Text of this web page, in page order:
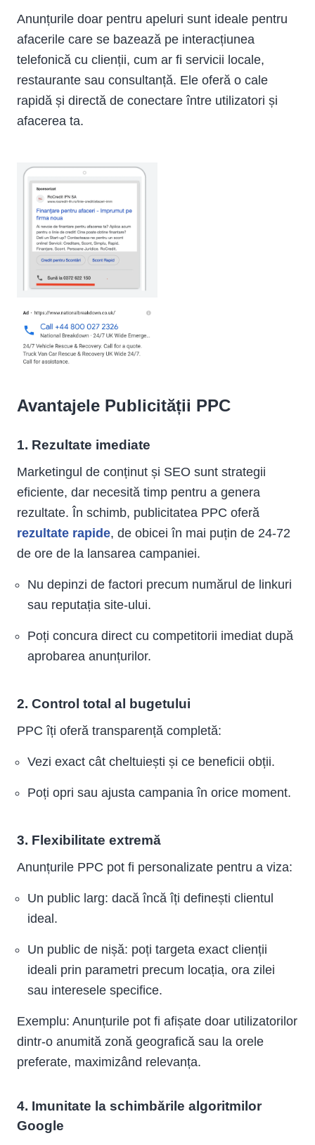
Anunțurile doar pentru apeluri sunt ideale pentru
afacerile care se bazează pe interacțiunea
telefonică cu clienții, cum ar fi servicii locale,
restaurante sau consultanță. Ele oferă o cale
rapidă și directă de conectare între utilizatori și
afacerea ta.
Avantajele Publicității PPC
1. Rezultate imediate
Marketingul de conținut și SEO sunt strategii
eficiente, dar necesită timp pentru a genera
rezultate. În schimb, publicitatea PPC oferă
rezultate rapide, de obicei în mai puțin de 24-72
de ore de la lansarea campaniei.
Nu depinzi de factori precum numărul de linkuri
sau reputația site-ului.
Poți concura direct cu competitorii imediat după
aprobarea anunțurilor.
2. Control total al bugetului
PPC îți oferă transparență completă:
Vezi exact cât cheltuiești și ce beneficii obții.
Poți opri sau ajusta campania în orice moment.
3. Flexibilitate extremă
Anunțurile PPC pot fi personalizate pentru a viza:
Un public larg: dacă încă îți definești clientul
ideal.
Un public de nișă: poți targeta exact clienții
ideali prin parametri precum locația, ora zilei
sau interesele specifice.
Exemplu: Anunțurile pot fi afișate doar utilizatorilor
dintr-o anumită zonă geografică sau la orele
preferate, maximizând relevanța.
4. Imunitate la schimbările algoritmilor
Google